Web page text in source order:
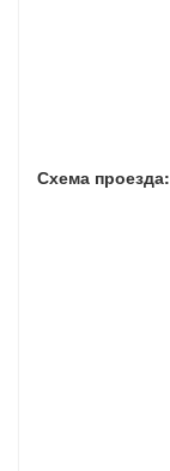
Схема проезда: